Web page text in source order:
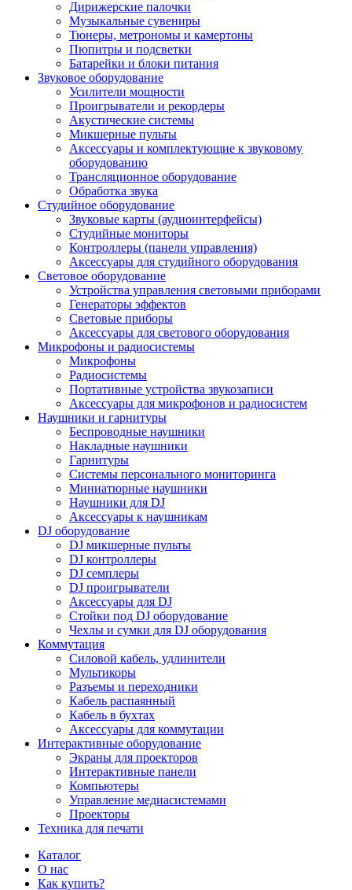
Дирижерские палочки
Музыкальные сувениры
Тюнеры, метрономы и камертоны
Пюпитры и подсветки
Батарейки и блоки питания
Звуковое оборудование
Усилители мощности
Проигрыватели и рекордеры
Акустические системы
Микшерные пульты
Аксессуары и комплектующие к звуковому
оборудованию
Трансляционное оборудование
Обработка звука
Студийное оборудование
Звуковые карты (аудиоинтерфейсы)
Студийные мониторы
Контроллеры (панели управления)
Аксессуары для студийного оборудования
Световое оборудование
Устройства управления световыми приборами
Генераторы эффектов
Световые приборы
Аксессуары для светового оборудования
Микрофоны и радиосистемы
Микрофоны
Радиосистемы
Портативные устройства звукозаписи
Аксессуары для микрофонов и радиосистем
Наушники и гарнитуры
Беспроводные наушники
Накладные наушники
Гарнитуры
Системы персонального мониторинга
Миниатюрные наушники
Наушники для DJ
Аксессуары к наушникам
DJ оборудование
DJ микшерные пульты
DJ контроллеры
DJ семплеры
DJ проигрыватели
Аксессуары для DJ
Стойки под DJ оборудование
Чехлы и сумки для DJ оборудования
Коммутация
Силовой кабель, удлинители
Мультикоры
Разъемы и переходники
Кабель распаянный
Кабель в бухтах
Аксессуары для коммутации
Интерактивные оборудование
Экраны для проекторов
Интерактивные панели
Компьютеры
Управление медиасистемами
Проекторы
Техника для печати
Каталог
О нас
Как купить?